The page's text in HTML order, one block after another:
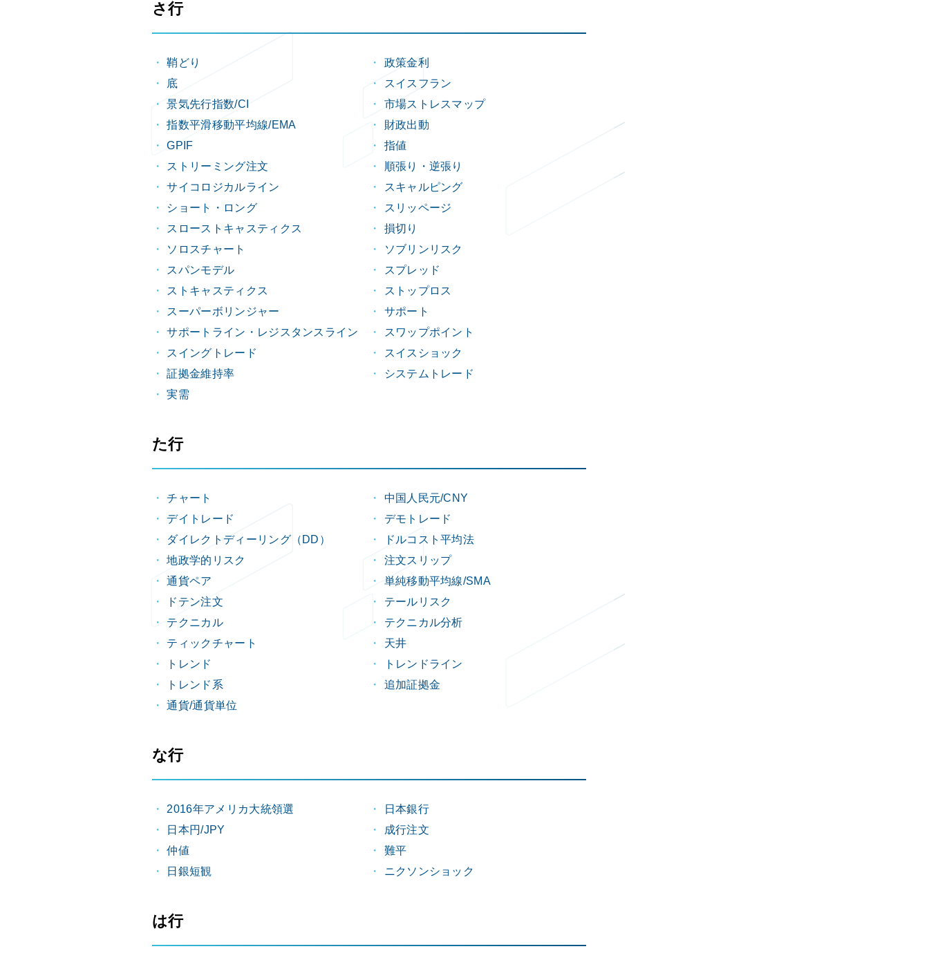
さ行
鞘どり
政策金利
底
スイスフラン
景気先行指数/CI
市場ストレスマップ
指数平滑移動平均線/EMA
財政出動
GPIF
指値
ストリーミング注文
順張り・逆張り
サイコロジカルライン
スキャルピング
ショート・ロング
スリッページ
スローストキャスティクス
損切り
ソロスチャート
ソブリンリスク
スパンモデル
スプレッド
ストキャスティクス
ストップロス
スーパーボリンジャー
サポート
サポートライン・レジスタンスライン
スワップポイント
スイングトレード
スイスショック
証拠金維持率
システムトレード
実需
た行
チャート
中国人民元/CNY
デイトレード
デモトレード
ダイレクトディーリング（DD）
ドルコスト平均法
地政学的リスク
注文スリップ
通貨ペア
単純移動平均線/SMA
ドテン注文
テールリスク
テクニカル
テクニカル分析
ティックチャート
天井
トレンド
トレンドライン
トレンド系
追加証拠金
通貨/通貨単位
な行
2016年アメリカ大統領選
日本銀行
日本円/JPY
成行注文
仲値
難平
日銀短観
ニクソンショック
は行